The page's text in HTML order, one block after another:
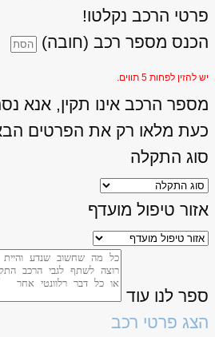
פרטי הרכב נקלטו!
הכנס מספר רכב (חובה)
יש להזין לפחות 5 תווים.
מספר הרכב אינו תקין, אנא
כעת מלאו רק את הפרטים
סוג התקלה
אזור טיפול מועדף
ספר לנו עוד
הצג פרטי רכב